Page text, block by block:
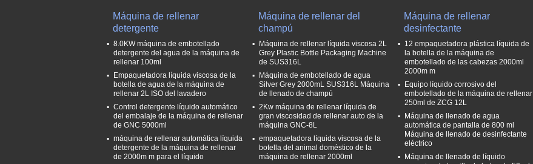
Máquina de rellenar
detergente
8.0KW máquina de embotellado
detergente del agua de la máquina de
rellenar 100ml
Empaquetadora líquida viscosa de la
botella de agua de la máquina de
rellenar 2L ISO del lavadero
Control detergente líquido automático
del embalaje de la máquina de rellenar
de GNC 5000ml
máquina de rellenar automática líquida
detergente de la máquina de rellenar
de 2000m m para el líquido
Máquina de rellenar del
champú
Máquina de rellenar líquida viscosa 2L
Grey Plastic Bottle Packaging Machine
de SUS316L
Máquina de embotellado de agua
Silver Grey 2000mL SUS316L Máquina
de llenado de champú
2Kw máquina de rellenar líquida de
gran viscosidad de rellenar auto de la
máquina GNC-8L
empaquetadora líquida viscosa de la
botella del animal doméstico de la
máquina de rellenar 2000ml
Máquina de rellenar
desinfectante
12 empaquetadora plástica líquida de
la botella de la máquina de
embotellado de las cabezas 2000ml
2000m m
Equipo líquido corrosivo del
embotellado de la máquina de rellenar
250ml de ZCG 12L
Máquina de llenado de agua
automática de pantalla de 800 ml
Máquina de llenado de desinfectante
eléctrico
Máquina de llenado de líquido